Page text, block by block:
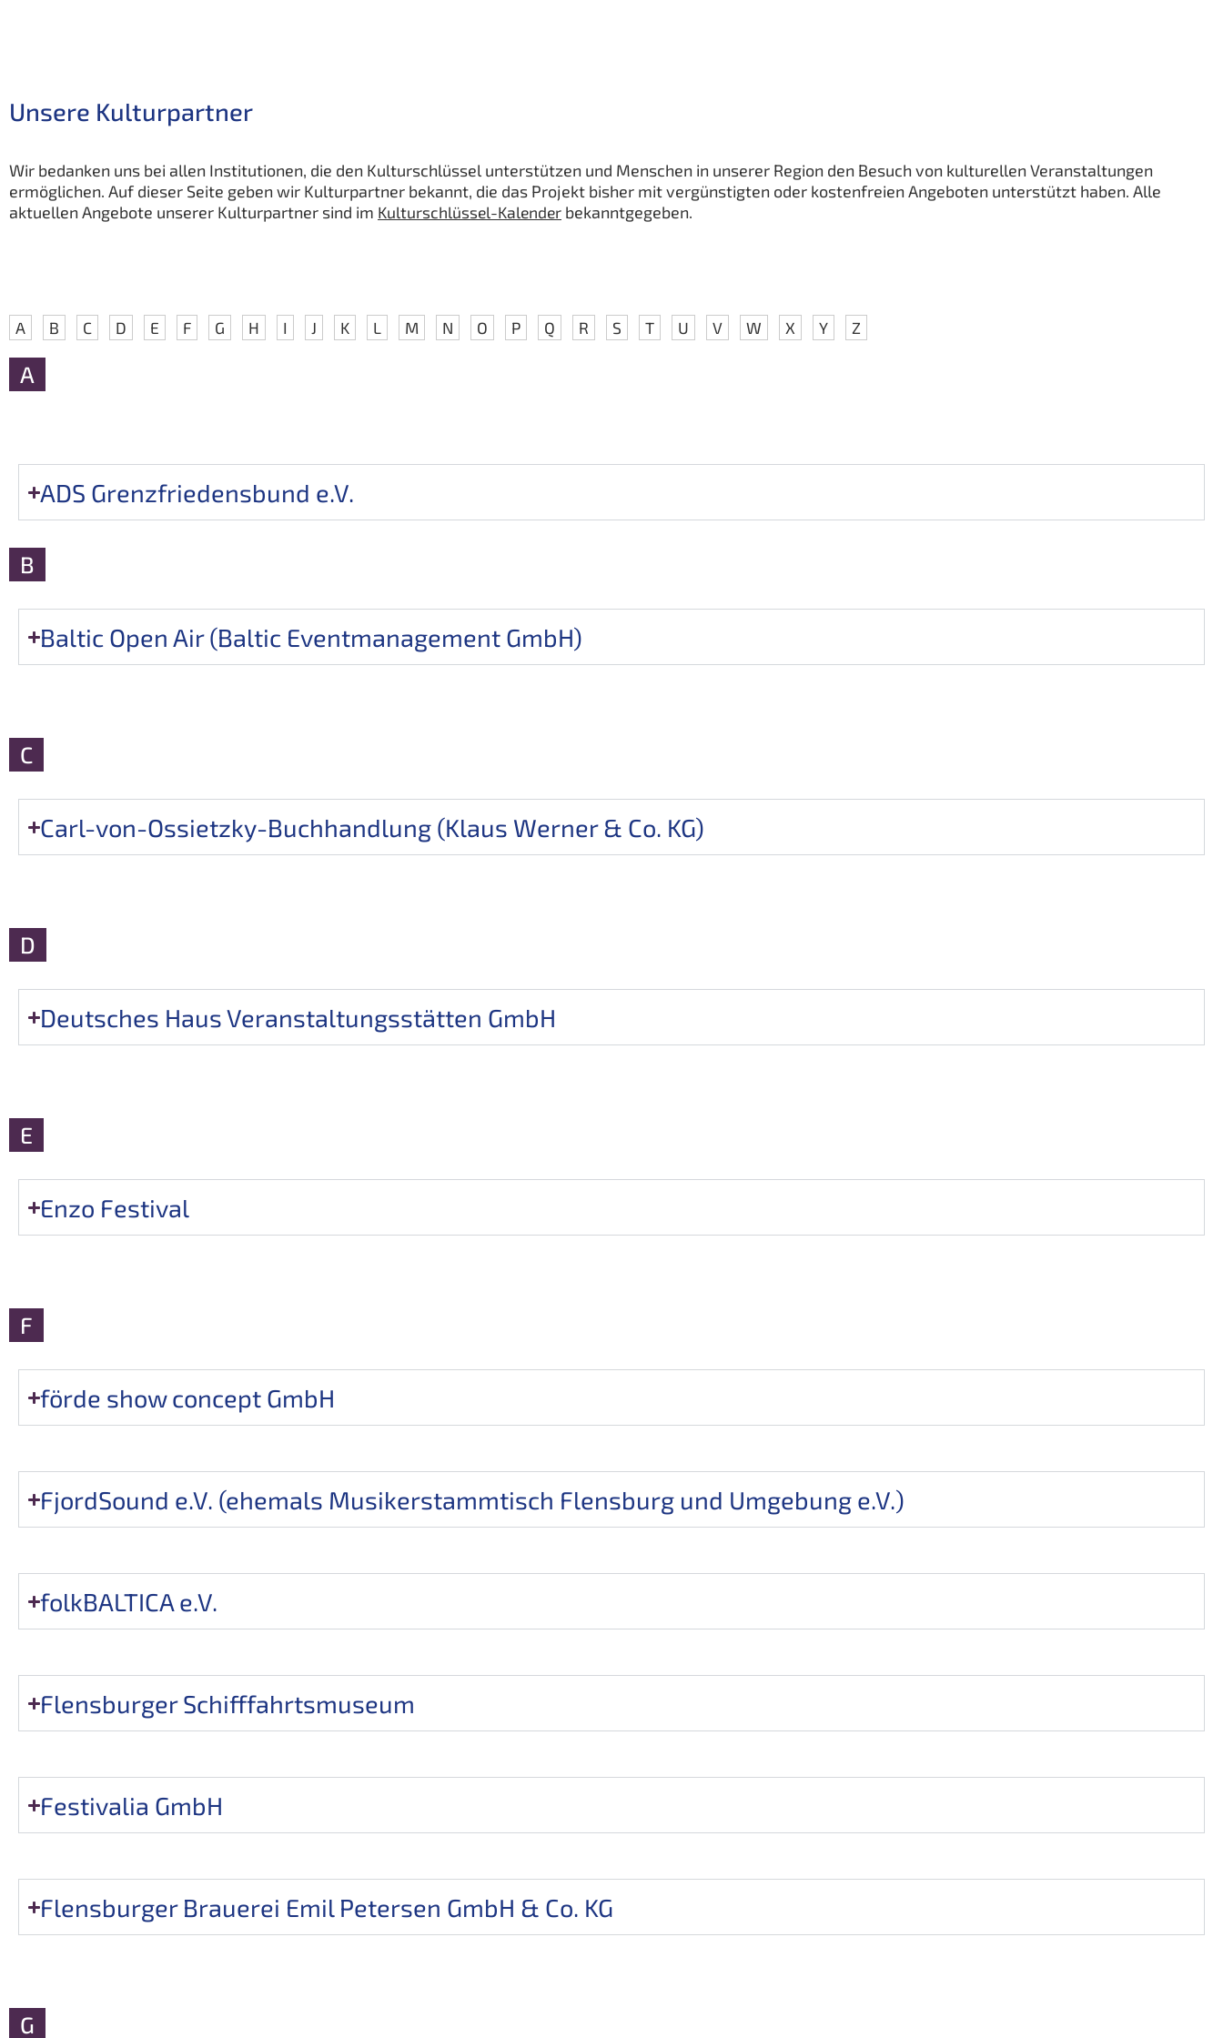
Unsere Kulturpartner
Wir bedanken uns bei allen Institutionen, die den Kulturschlüssel unterstützen und Menschen in unserer Region den Besuch von kulturellen Veranstaltungen
ermöglichen. Auf dieser Seite geben wir Kulturpartner bekannt, die das Projekt bisher mit vergünstigten oder kostenfreien Angeboten unterstützt haben. Alle
aktuellen Angebote unserer Kulturpartner sind im Kulturschlüssel-Kalender bekanntgegeben.
A B C D E F G H I J K L M N O P Q R S T U V W X Y Z
A
ADS Grenzfriedensbund e.V.
B
Baltic Open Air (Baltic Eventmanagement GmbH)
C
Carl-von-Ossietzky-Buchhandlung (Klaus Werner & Co. KG)
D
Deutsches Haus Veranstaltungsstätten GmbH
E
Enzo Festival
F
förde show concept GmbH
FjordSound e.V. (ehemals Musikerstammtisch Flensburg und Umgebung e.V.)
folkBALTICA e.V.
Flensburger Schifffahrtsmuseum
Festivalia GmbH
Flensburger Brauerei Emil Petersen GmbH & Co. KG
G